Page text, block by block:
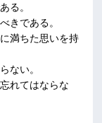
る。
きである。
満ちた思いを持
ない。
れてはならな